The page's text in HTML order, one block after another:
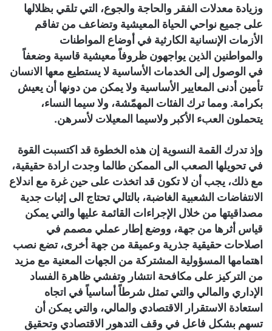
وزيادة معدلات الفقر والحاجة والجوع، التي تلقي بظلالها
على جميع نواحي الحياة المعيشية وتضاعف من تفاقم
الأزمات الإنسانية الكارثية في أوضاع المواطنات
والمواطنين الذين يواجهون ظروفاً معيشية قاسية وضعفاً
في الوصول إلى الخدمات الأساسية لا يستطيع معها الانسان
تأمين أدنى المعايير الأساسية ولا يمكن من دونها أن يعيش
بكرامة. ومما ترك الفئات المهمّشة، ولا سيما النساء،
يتحملون العبء الأكبر ولاسيما المعيلات لأسرهن.
وإذ تدرك القمة النسوية إن هذه الخطوة قد اكتسبت القوة
في تحويلها الصعب الى الممكن طالما وجدت ارادة حقيقية،
مع ذلك، يجب أن لا تكون قد اتخذت على حين غرة مع اندلاع
الانتفاضات الشعبية الغاضبة، بالتالي تحتاج الى إثبات جدية
مصداقيتها من خلال الإجراءات القائمة عليها والتي يمكن
قياس أثرها من جهة، ووضع إطار عملي مصمم في
اصلاحات حقيقية جذرية وعميقة من جهة أخرى، تضع نصب
اهتمامها المسؤولية المشتركة من الجهات المعنية مع مزيد
من التركيز على مكافحة انتشار وتفشي ظاهرة الفساد
الإداري والمالي والتي تمثل شرطاً أساسياً في اتجاه
استعادة الاستقرار الاقتصادي والمالي، والتي يمكن أن
تسهم بشكل فاعل في وقف التدهور الاقتصادي وتحقيق